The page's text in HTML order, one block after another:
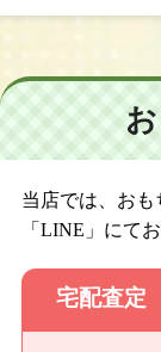
当店では、おも
「LINE」にて
宅配査定